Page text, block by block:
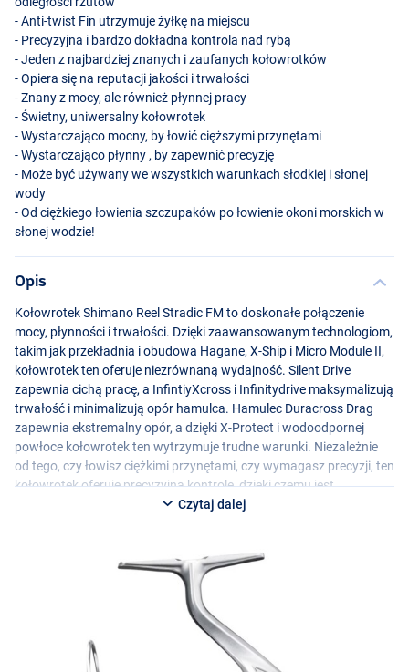
- Anti-twist Fin utrzymuje żyłkę na miejscu
- Precyzyjna i bardzo dokładna kontrola nad rybą
- Jeden z najbardziej znanych i zaufanych kołowrotków
- Opiera się na reputacji jakości i trwałości
- Znany z mocy, ale również płynnej pracy
- Świetny, uniwersalny kołowrotek
- Wystarczająco mocny, by łowić cięższymi przynętami
- Wystarczająco płynny , by zapewnić precyzję
- Może być używany we wszystkich warunkach słodkiej i słonej
wody
- Od ciężkiego łowienia szczupaków po łowienie okoni morskich w
słonej wodzie!
Opis
Kołowrotek Shimano Reel Stradic FM to doskonałe połączenie
mocy, płynności i trwałości. Dzięki zaawansowanym technologiom,
takim jak przekładnia i obudowa Hagane, X-Ship i Micro Module II,
kołowrotek ten oferuje niezrównaną wydajność. Silent Drive
zapewnia cichą pracę, a InfintiyXcross i Infinitydrive maksymalizują
trwałość i minimalizują opór hamulca. Hamulec Duracross Drag
zapewnia ekstremalny opór, a dzięki X-Protect i wodoodpornej
powłoce kołowrotek ten wytrzymuje trudne warunki. Niezależnie
od tego, czy łowisz ciężkimi przynętami, czy wymagasz precyzji, ten
kołowrotek oferuje precyzyjną kontrolę, dzięki czemu jest
ulubionym kołowrotkiem wędkarzy we wszystkich warunkach
Dostępny w wielu modelach
Kołowrotek Shimano Stradic FM 1000
- Moc hamulca: 3 kg
- Waga: 185g
Czytaj dalej